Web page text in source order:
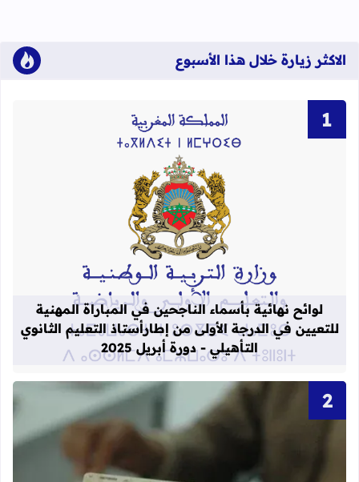
الاكثر زيارة خلال هذا الأسبوع
قراءة المزيد عن لوائح نهائية بأسماء
لوائح نهائية بأسماء الناجحين في المباراة المهنية
للتعيين في الدرجة الأولى من إطارأستاذ التعليم الثانوي
التأهيلي - دورة أبريل 2025